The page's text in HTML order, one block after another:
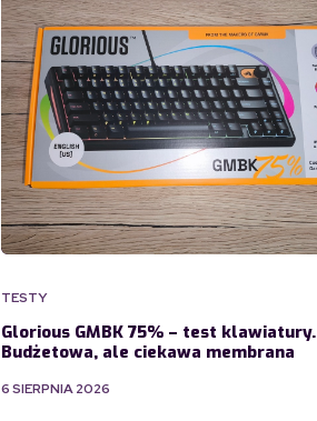
TESTY
Glorious GMBK 75% – test klawiatury.
Budżetowa, ale ciekawa membrana
6 SIERPNIA 2026